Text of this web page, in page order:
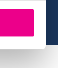
2021